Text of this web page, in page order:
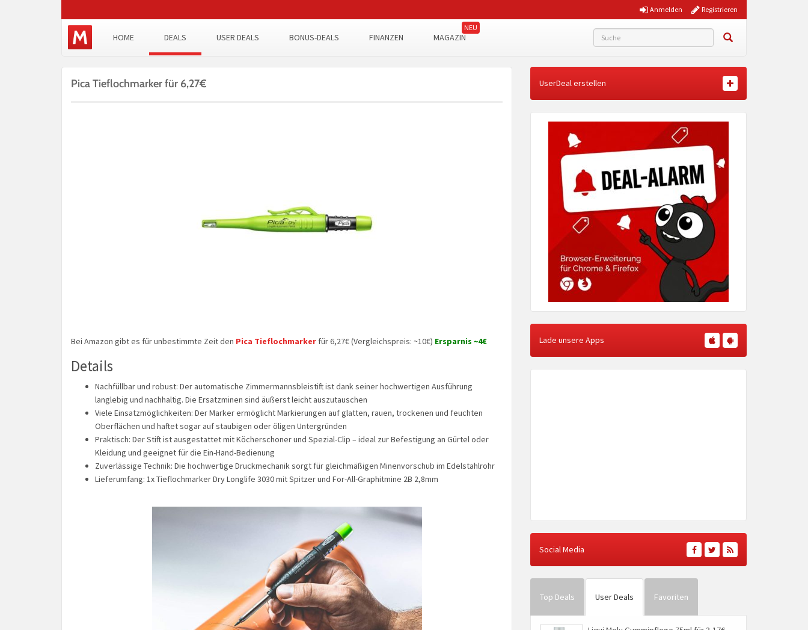
Registrieren
Anmelden
HOME DEALS USER DEALS BONUS-DEALS FINANZEN MAGAZIN
Pica Tieflochmarker für 6,27€
Bei Amazon gibt es für unbestimmte Zeit den Pica Tieflochmarker für 6,27€ (Vergleichspreis: ~10€) Ersparnis ~4€
Details
Nachfüllbar und robust: Der automatische Zimmermannsbleistift ist dank seiner hochwertigen Ausführung
langlebig und nachhaltig. Die Ersatzminen sind äußerst leicht auszutauschen
Viele Einsatzmöglichkeiten: Der Marker ermöglicht Markierungen auf glatten, rauen, trockenen und feuchten
Oberflächen und haftet sogar auf staubigen oder öligen Untergründen
Praktisch: Der Stift ist ausgestattet mit Köcherschoner und Spezial-Clip – ideal zur Befestigung an Gürtel oder
Kleidung und geeignet für die Ein-Hand-Bedienung
Zuverlässige Technik: Die hochwertige Druckmechanik sorgt für gleichmäßigen Minenvorschub im Edelstahlrohr
Lieferumfang: 1x Tieflochmarker Dry Longlife 3030 mit Spitzer und For-All-Graphitmine 2B 2,8mm
UserDeal erstellen
Lade unsere Apps
Social Media
Top Deals User Deals Favoriten